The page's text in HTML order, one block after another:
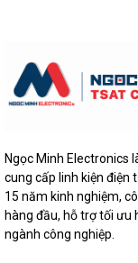
Ngọc Minh Electronics
cung cấp linh kiện điện
15 năm kinh nghiệm,
hàng đầu, hỗ trợ tối ưu
ngành công nghiệp.